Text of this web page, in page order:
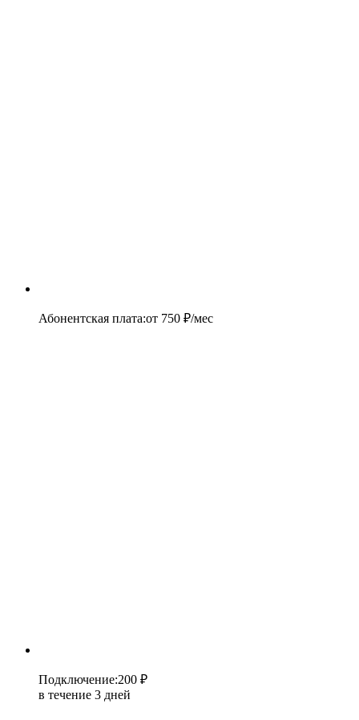
Абонентская плата:от 750 ₽/мес
Подключение:200 ₽
в течение 3 дней